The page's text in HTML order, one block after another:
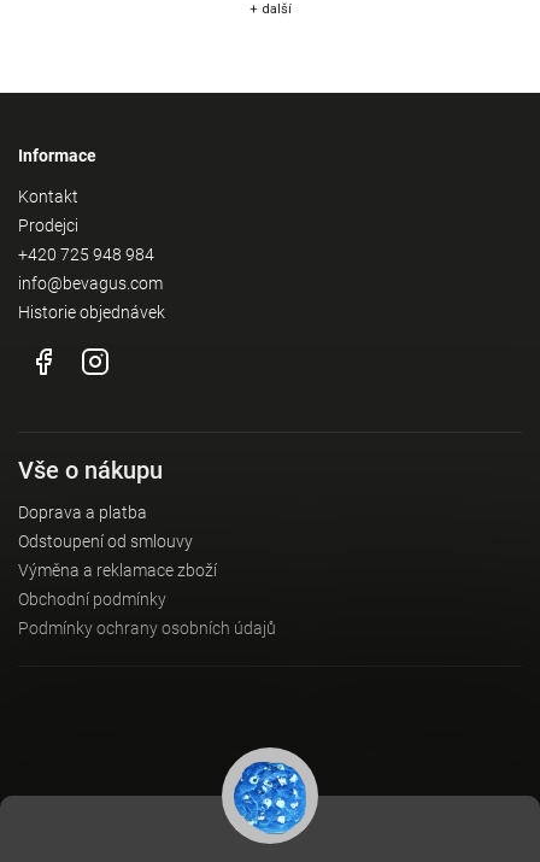
+ další
Informace
Kontakt
Prodejci
+420 725 948 984
info@bevagus.com
Historie objednávek
Vše o nákupu
Doprava a platba
Odstoupení od smlouvy
Výměna a reklamace zboží
Obchodní podmínky
Podmínky ochrany osobních údajů